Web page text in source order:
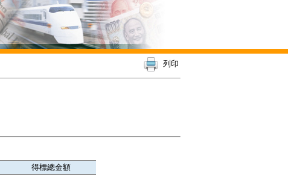
列印
得標總金額